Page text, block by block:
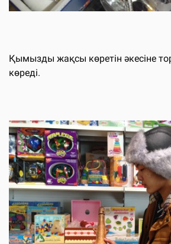
Қымызды жақсы көретін әкесіне
көреді.